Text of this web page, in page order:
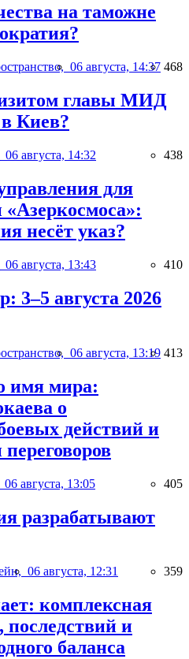
на таможне
06 августа, 14:37 468
главы МИД
Киев?
06 августа, 14:32 438
для
несёт указ?
06 августа, 13:43 410
3–5 августа 2026
06 августа, 13:19 413
имя мира:
о
действий и
06 августа, 13:05 405
разрабатывают
06 августа, 12:31 359
комплексная
последствий и
баланса